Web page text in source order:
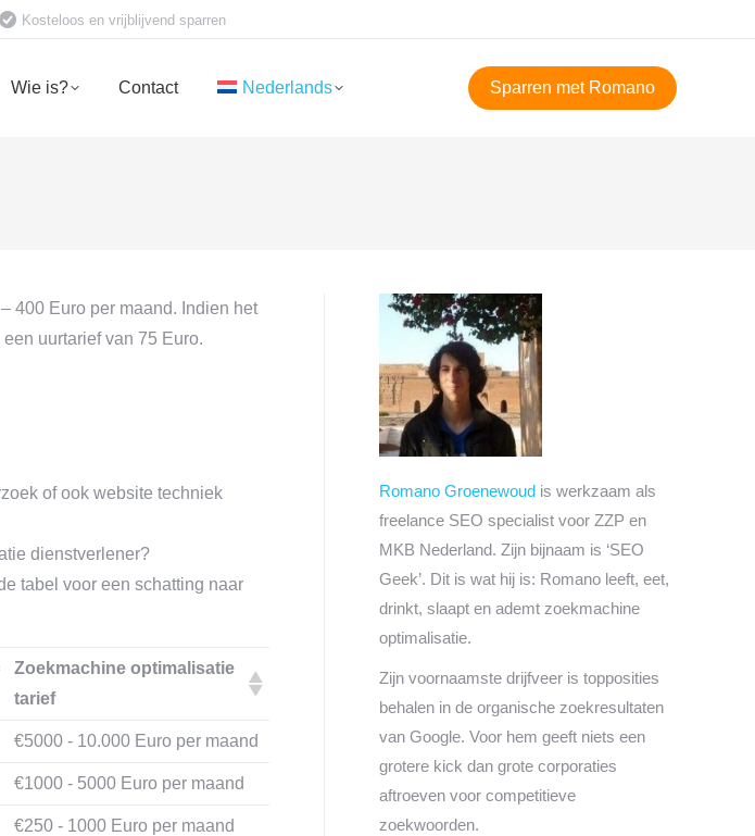
Kosteloos en vrijblijvend sparren
Wie is? Contact Nederlands Sparren met Romano
400 Euro per maand. Indien het
uurtarief van 75 Euro.
of ook website techniek
dienstverlener?
tabel voor een schatting naar
Zoekmachine optimalisatie
tarief
€5000 - 10.000 Euro per maand
€1000 - 5000 Euro per maand
€250 - 1000 Euro per maand
Romano Groenewoud is werkzaam als
freelance SEO specialist voor ZZP en
MKB Nederland. Zijn bijnaam is ‘SEO
Geek’. Dit is wat hij is: Romano leeft, eet,
drinkt, slaapt en ademt zoekmachine
optimalisatie.
Zijn voornaamste drijfveer is topposities
behalen in de organische zoekresultaten
van Google. Voor hem geeft niets een
grotere kick dan grote corporaties
aftroeven voor competitieve
zoekwoorden.